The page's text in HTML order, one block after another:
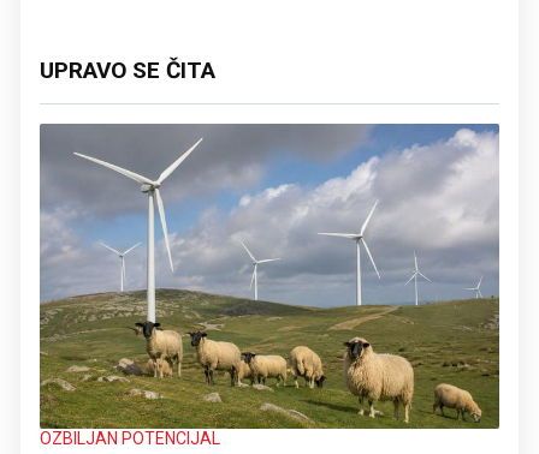
UPRAVO SE ČITA
OZBILJAN POTENCIJAL